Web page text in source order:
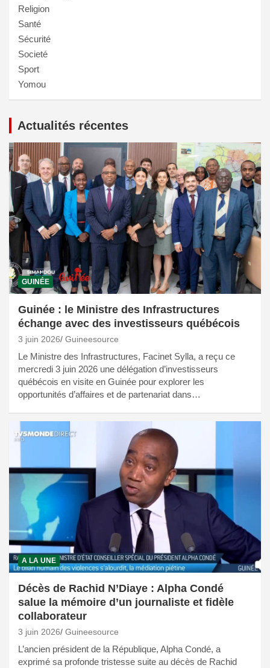
Religion
Santé
Sécurité
Societé
Sport
Yomou
Actualités récentes
GUINÉE
Guinée : le Ministre des Infrastructures
échange avec des investisseurs québécois
3 juin 2026 Guineesource
Le Ministre des Infrastructures, Facinet Sylla, a reçu ce
mercredi 3 juin 2026 une délégation d’investisseurs
québécois en visite en Guinée pour explorer les
opportunités d’affaires et de partenariat dans…
A LA UNE
Décès de Rachid N’Diaye : Alpha Condé
salue la mémoire d’un journaliste et fidèle
collaborateur
3 juin 2026 Guineesource
L’ancien président de la République, Alpha Condé, a
exprimé sa profonde tristesse suite au décès de Rachid